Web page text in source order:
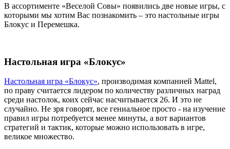
В ассортименте «Веселой Совы» появились две новые игры, с
которыми мы хотим Вас познакомить – это настольные игры
Блокус и Перемешка.
Настольная игра «Блокус»
Настольная игра «Блокус», производимая компанией Mattel,
по праву считается лидером по количеству различных наград
среди настолок, коих сейчас насчитывается 26. И это не
случайно. Не зря говорят, все гениальное просто - на изучение
правил игры потребуется менее минуты, а вот вариантов
стратегий и тактик, которые можно использовать в игре,
великое множество.